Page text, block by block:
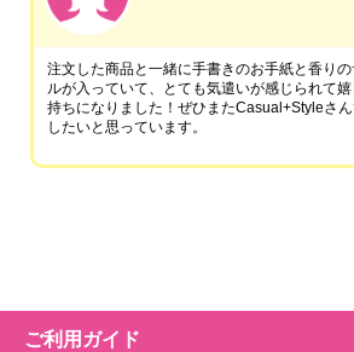
注文した商品と一緒に手書きのお手紙と香り
ルが入っていて、とても気遣いが感じられて
持ちになりました！ぜひまたCasual+Styleさん
したいと思っています。
ご利用ガイド